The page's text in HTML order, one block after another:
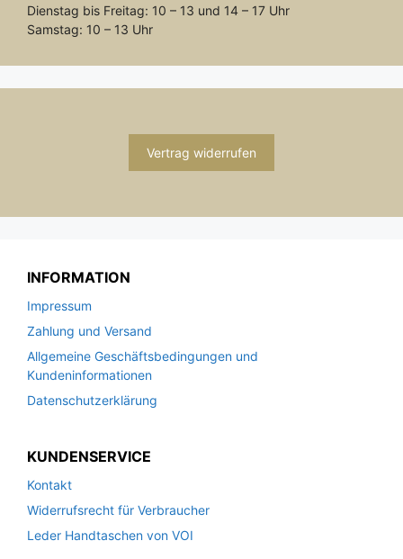
Dienstag bis Freitag: 10 – 13 und 14 – 17 Uhr
Samstag: 10 – 13 Uhr
Vertrag widerrufen
INFORMATION
Impressum
Zahlung und Versand
Allgemeine Geschäftsbedingungen und
Kundeninformationen
Datenschutzerklärung
KUNDENSERVICE
Kontakt
Widerrufsrecht für Verbraucher
Leder Handtaschen von VOI